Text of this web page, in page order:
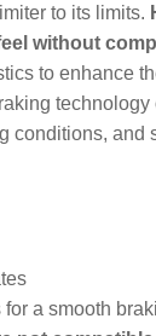
to its limits.
without
to enhance
conditions, and
a smooth